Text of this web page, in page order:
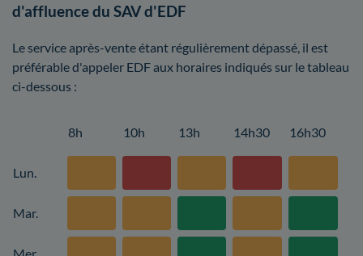
d'affluence du SAV d'EDF
Le service après-vente étant régulièrement dépassé, il est
préférable d'appeler EDF aux horaires indiqués sur le tableau
ci-dessous :
8h 10h 13h 14h30 16h30
Lun.
Mar.